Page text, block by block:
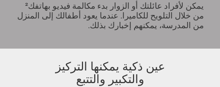
يمكن لأفراد عائلتك أو الزوار بدء مكالمة فيديو بهاتفك²
من خلال التلويح للكاميرا. عندما يعود أطفالك إلى المنزل
من المدرسة، يمكنهم إخبارك بذلك.
عين ذكية يمكنها التركيز
والتكبير والتتبع